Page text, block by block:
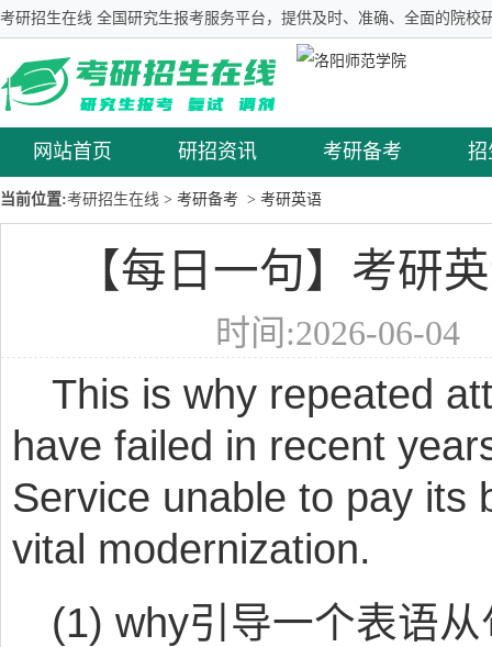
考研招生在线 全国研究生报考服务平台，提供及时、准确、全面的院校
网站首页 研招资讯 考研备考 招
当前位置:考研招生在线 > 考研备考 > 考研英语
【每日一句】考研
时间:2026-06-
This is why repeated
have failed in recent
Service unable to pay its
vital modernization.
(1) why引导一个表语